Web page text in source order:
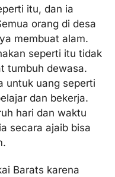
itu, dan ia
orang di desa
membuat alam.
seperti itu tidak
tumbuh dewasa.
untuk uang seperti
dan bekerja.
hari dan waktu
secara ajaib bisa
Barats karena